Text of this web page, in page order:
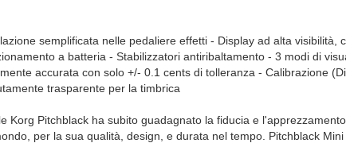
semplificata nelle pedaliere effetti - Display ad alta visibilità,
a batteria - Stabilizzatori antiribaltamento - 3 modi di
accurata con solo +/- 0.1 cents di tolleranza - Calibrazione
trasparente per la timbrica
Korg Pitchblack ha subito guadagnato la fiducia e
per la sua qualità, design, e durata nel tempo. Pitchblack